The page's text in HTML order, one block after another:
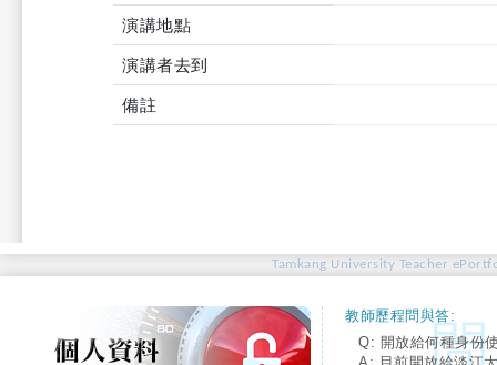
演講地點
演講者去到
備註
Tamkang University Teacher
教師歷程問與答:
Q: 開放給何種身份